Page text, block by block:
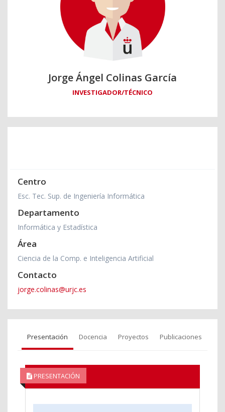
Jorge Ángel Colinas García
INVESTIGADOR/TÉCNICO
Centro
Esc. Tec. Sup. de Ingeniería Informática
Departamento
Informática y Estadística
Área
Ciencia de la Comp. e Inteligencia Artificial
Contacto
jorge.colinas@urjc.es
Presentación Docencia Proyectos Publicaciones
PRESENTACIÓN